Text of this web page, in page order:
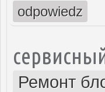
odpowiedz
Ремонт